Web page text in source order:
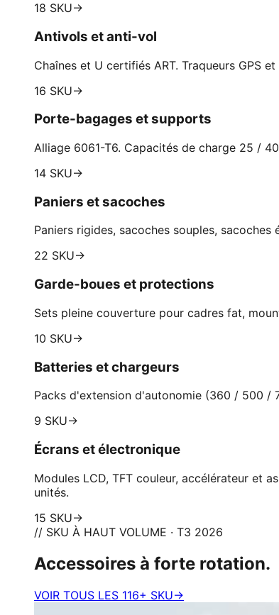
18 SKU→
Antivols et anti-vol
Chaînes et U certifiés ART. Traqueurs GPS
16 SKU→
Porte-bagages et supports
Alliage 6061-T6. Capacités de charge 25 /
14 SKU→
Paniers et sacoches
Paniers rigides, sacoches souples,
22 SKU→
Garde-boues et protections
Sets pleine couverture pour cadres fat,
10 SKU→
Batteries et chargeurs
Packs d'extension d'autonomie (360 / 500 /
9 SKU→
Écrans et électronique
Modules LCD, TFT couleur, accélérateur et
unités.
15 SKU→
// SKU À HAUT VOLUME · T3 2026
Accessoires à forte rotation.
VOIR TOUS LES 116+ SKU→